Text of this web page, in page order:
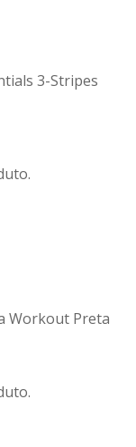
3-Stripes
Workout Preta